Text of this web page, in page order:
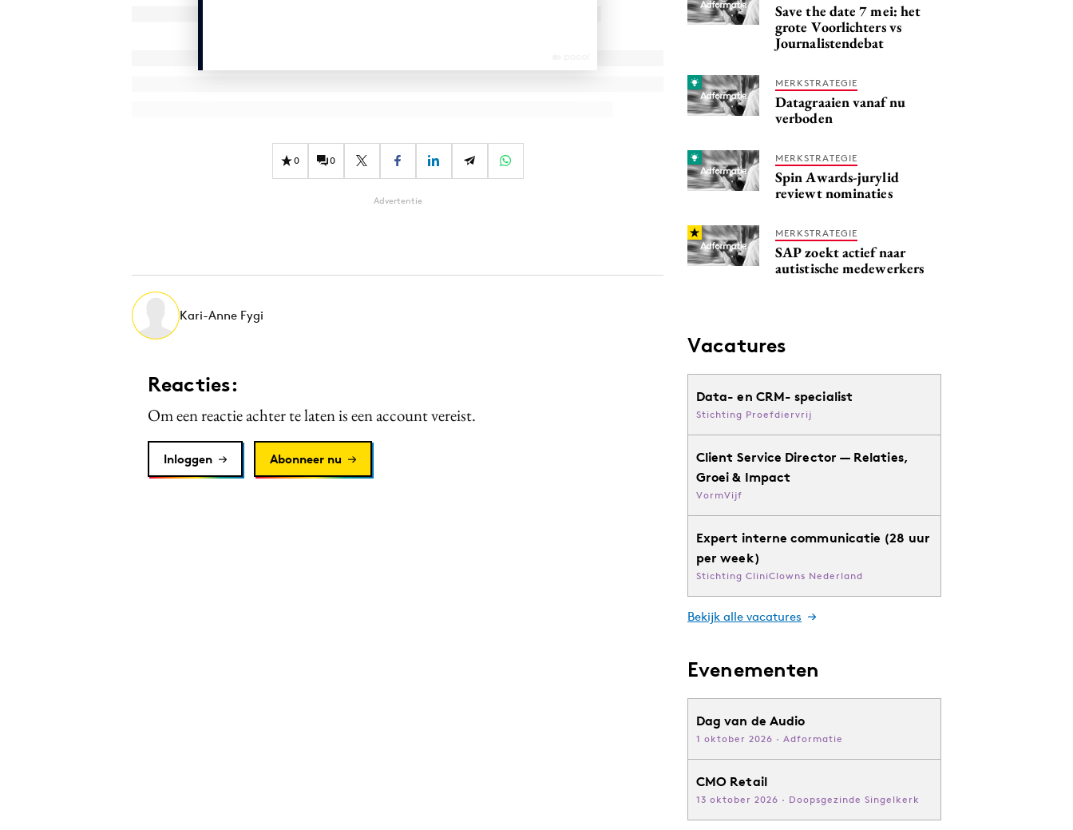
0 0
Advertentie
Kari-Anne Fygi
Reacties:
Om een reactie achter te laten is een account vereist.
Inloggen Abonneer nu
Save the date 7 mei: het
grote Voorlichters vs
Journalistendebat
MERKSTRATEGIE
Datagraaien vanaf nu
verboden
MERKSTRATEGIE
Spin Awards-jurylid
reviewt nominaties
MERKSTRATEGIE
SAP zoekt actief naar
autistische medewerkers
Vacatures
Data- en CRM- specialist
Stichting Proefdiervrij
Client Service Director — Relaties,
Groei & Impact
VormVijf
Expert interne communicatie (28 uur
per week)
Stichting CliniClowns Nederland
Bekijk alle vacatures
Evenementen
Dag van de Audio
1 oktober 2026 · Adformatie
CMO Retail
13 oktober 2026 · Doopsgezinde Singelkerk